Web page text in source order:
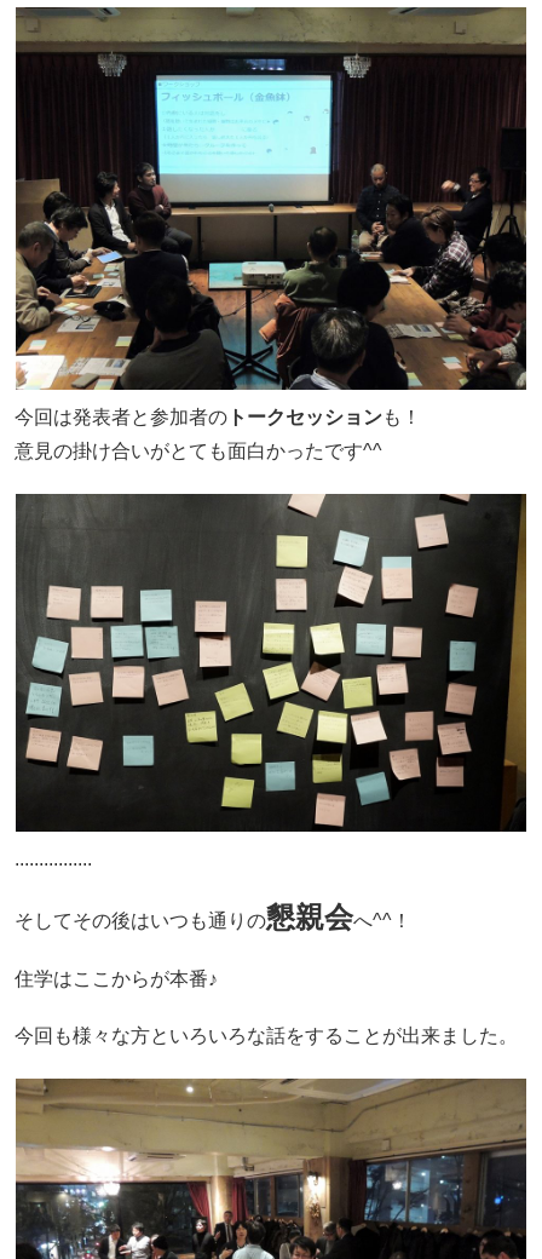
今回は発表者と参加者のトークセッションも！
意見の掛け合いがとても面白かったです^^
................
そしてその後はいつも通りの懇親会へ^^！
住学はここからが本番♪
今回も様々な方といろいろな話をすることが出来ました。